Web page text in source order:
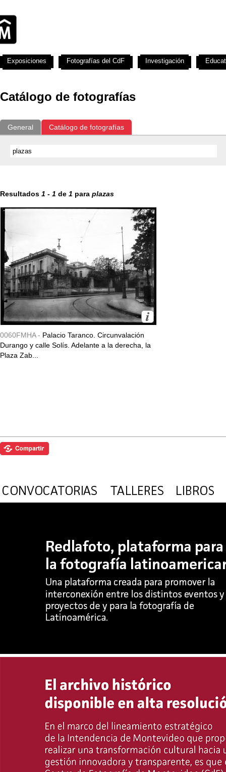
Catálogo de fotografías
General Catálogo de fotografías
Resultados 1 - 1 de 1 para plazas
0060FMHA - Palacio Taranco. Circunvalación
Durango y calle Solís. Adelante a la derecha, la
Plaza Zab...
Exposiciones Fotografías del CdF Investigación